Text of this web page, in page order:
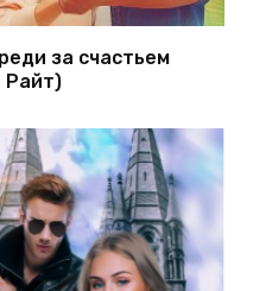
за счастьем
Райт)